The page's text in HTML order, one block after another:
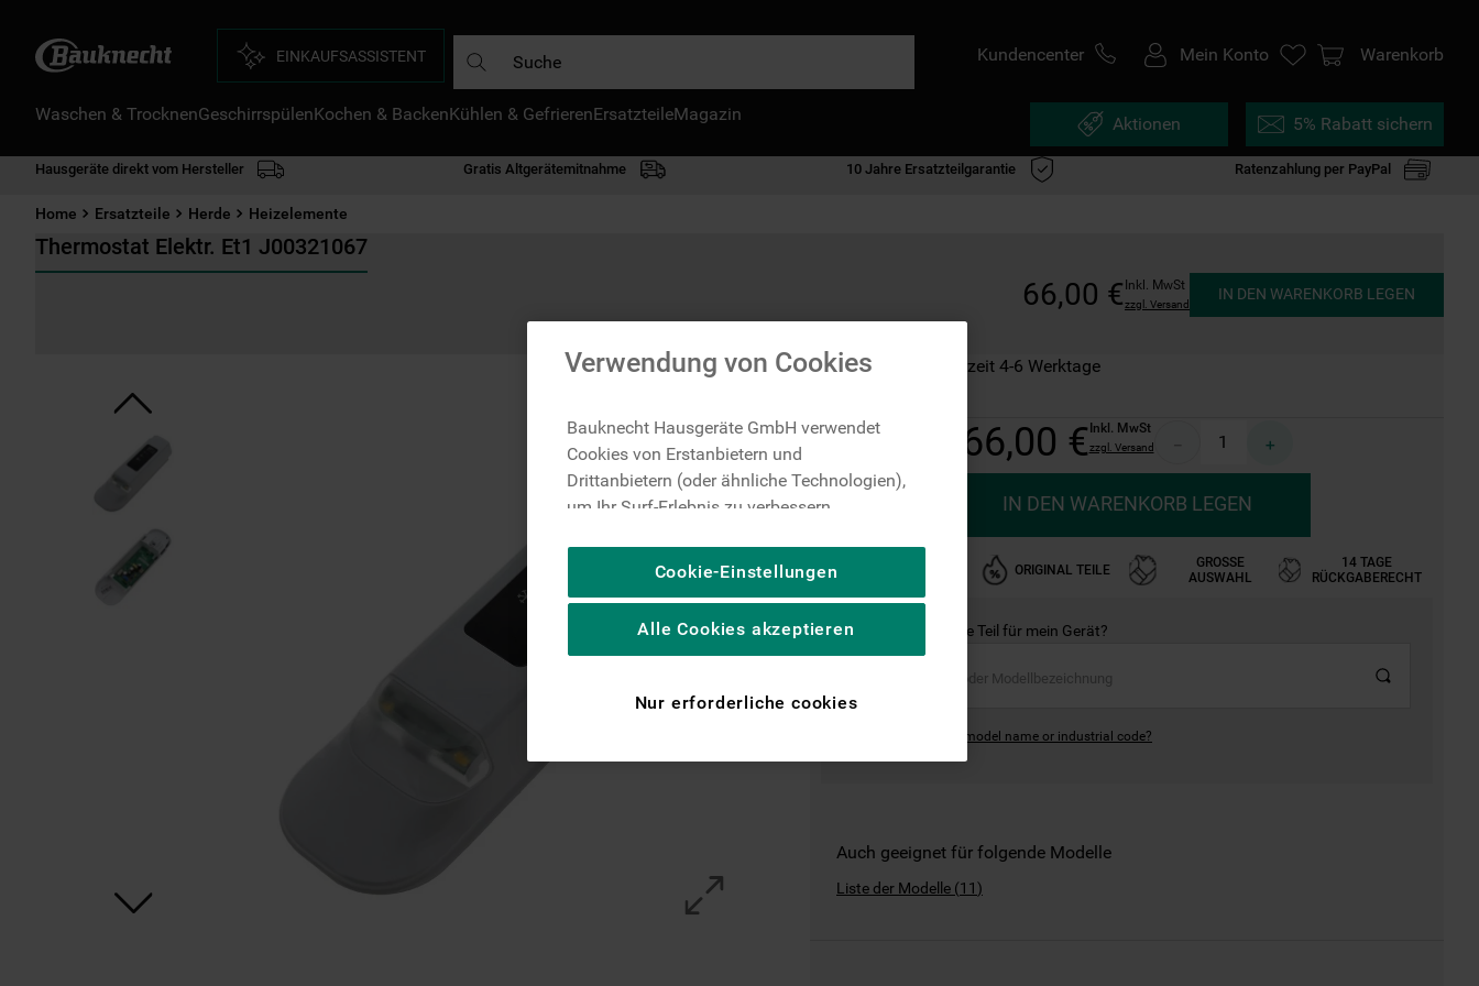
EINKAUFSASSISTENT Kundencenter Mein Konto Warenkorb
Waschen & TrocknenGeschirrspülenKochen & BackenKühlen & GefrierenErsatzteileMagazin Aktionen 5% Rabatt sichern
Hausgeräte direkt vom Hersteller Gratis Altgerätemitnahme 10 Jahre Ersatzteilgarantie Ratenzahlung per PayPal
Home Ersatzteile Herde Heizelemente
Thermostat Elektr. Et1 J00321067
66,00 € Inkl. MwSt
zzgl. Versand
IN DEN WARENKORB LEGEN
Auf Lager: Lieferzeit 4-6 Werktage
66,00 €Inkl. MwSt
zzgl. Versand ＋
IN DEN WARENKORB LEGEN
ORIGINAL TEILE
GROSSE A
USWAHL
14 TAGE
RÜCKGABERECHT
Ist dies das richtige Teil für mein Gerät?
Where can I find the model name or industrial code?
Auch geeignet für folgende Modelle
Liste der Modelle (11)
Verwendung von Cookies
Bauknecht Hausgeräte GmbH verwendet
Cookies von Erstanbietern und
Drittanbietern (oder ähnliche Technologien),
um Ihr Surf-Erlebnis zu verbessern
um die redaktionellen Inhalte der Website
basierend auf Ihrer Nutzung der Website zu
personalisieren, die Funktionalität der
spezifische Funktionen anzubieten
(einschließlich über Drittanbieter und auf
anderen Websites oder sozialen
Plattformen, beispielsweise Google LLC –
Cookie-Einstellungen
Nur erforderliche cookies
Alle Cookies akzeptieren
DIE HÄUFIGSTEN SUCHANFRAGEN
gefrierschrank